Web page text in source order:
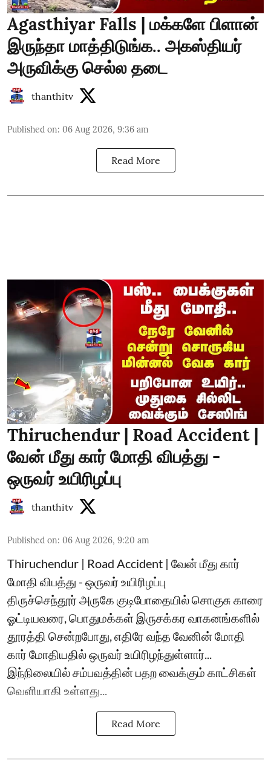
Agasthiyar Falls | மக்களே பிளான்
இருந்தா மாத்திடுங்க.. அகஸ்தியர்
அருவிக்கு செல்ல தடை
thanthitv
Published on: 06 Aug 2026, 9:36 am
Read More
Thiruchendur | Road Accident |
வேன் மீது கார் மோதி விபத்து -
ஒருவர் உயிரிழப்பு
thanthitv
Published on: 06 Aug 2026, 9:20 am
Thiruchendur | Road Accident | வேன் மீது கார்
மோதி விபத்து - ஒருவர் உயிரிழப்பு
திருச்செந்தூர் அருகே குடிபோதையில் சொகுசு காரை
ஓட்டியவரை, பொதுமக்கள் இருசக்கர வாகனங்களில்
தூரத்தி சென்றபோது, எதிரே வந்த வேனின் மோதி
கார் மோதியதில் ஒருவர் உயிரிழந்துள்ளார்...
இந்நிலையில் சம்பவத்தின் பதற வைக்கும் காட்சிகள்
வெளியாகி உள்ளது...
Read More